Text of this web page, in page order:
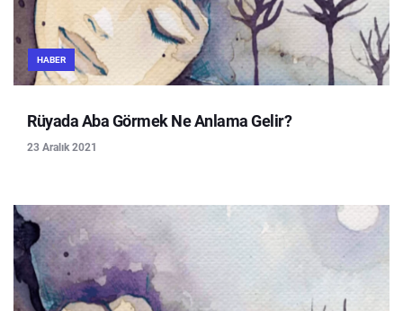
HABER
Rüyada Aba Görmek Ne Anlama Gelir?
23 Aralık 2021